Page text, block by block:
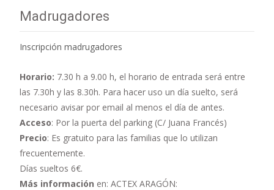
Madrugadores
Inscripción madrugadores
Horario: 7.30 h a 9.00 h, el horario de entrada será entre
las 7.30h y las 8.30h. Para hacer uso un día suelto, será
necesario avisar por email al menos el día de antes.
Acceso: Por la puerta del parking (C/ Juana Francés)
Precio: Es gratuito para las familias que lo utilizan
frecuentemente.
Días sueltos 6€.
Más información en: ACTEX ARAGÓN: